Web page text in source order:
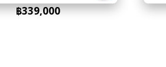
฿339,000